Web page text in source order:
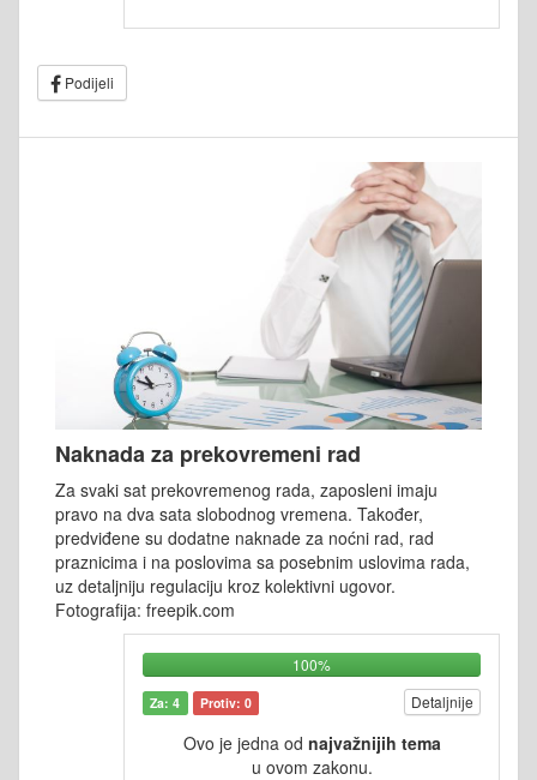
Podijeli
Naknada za prekovremeni rad
Za svaki sat prekovremenog rada, zaposleni imaju
pravo na dva sata slobodnog vremena. Također,
predviđene su dodatne naknade za noćni rad, rad
praznicima i na poslovima sa posebnim uslovima rada,
uz detaljniju regulaciju kroz kolektivni ugovor.
Fotografija: freepik.com
100%
Za: 4 Protiv: 0 Detaljnije
Ovo je jedna od najvažnijih tema
u ovom zakonu.